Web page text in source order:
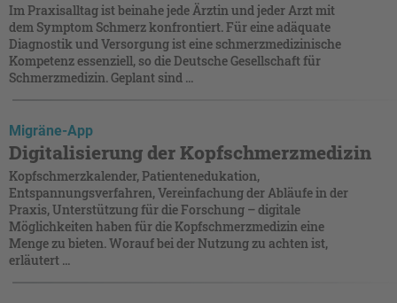
Im Praxisalltag ist beinahe jede Ärztin und jeder Arzt mit
dem Symptom Schmerz konfrontiert. Für eine adäquate
Diagnostik und Versorgung ist eine schmerzmedizinische
Kompetenz essenziell, so die Deutsche Gesellschaft für
Schmerzmedizin. Geplant sind ...
Migräne-App
Digitalisierung der Kopfschmerzmedizin
Kopfschmerzkalender, Patientenedukation,
Entspannungsverfahren, Vereinfachung der Abläufe in der
Praxis, Unterstützung für die Forschung – digitale
Möglichkeiten haben für die Kopfschmerzmedizin eine
Menge zu bieten. Worauf bei der Nutzung zu achten ist,
erläutert ...